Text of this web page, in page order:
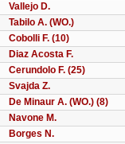
Vallejo D.
Tabilo A. (WO.)
Cobolli F. (10)
Diaz Acosta F.
Cerundolo F. (25)
Svajda Z.
De Minaur A. (WO.) (8)
Navone M.
Borges N.